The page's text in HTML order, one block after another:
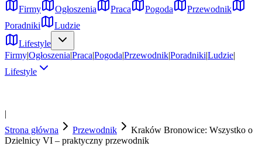
Firmy Ogłoszenia Praca Pogoda
Przewodnik
Poradniki
Ludzie
Lifestyle
Firmy|Ogłoszenia|Praca|Pogoda|Przewodnik|Poradniki|Ludzie|
Lifestyle
|
Strona główna
Przewodnik
Kraków Bronowice: Wszystko o
Dzielnicy VI – praktyczny przewodnik